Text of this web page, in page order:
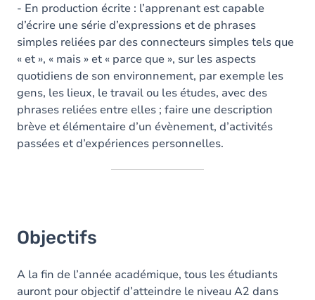
- En production écrite : l’apprenant est capable
d’écrire une série d’expressions et de phrases
simples reliées par des connecteurs simples tels que
« et », « mais » et « parce que », sur les aspects
quotidiens de son environnement, par exemple les
gens, les lieux, le travail ou les études, avec des
phrases reliées entre elles ; faire une description
brève et élémentaire d’un évènement, d’activités
passées et d’expériences personnelles.
Objectifs
A la fin de l’année académique, tous les étudiants
auront pour objectif d’atteindre le niveau A2 dans